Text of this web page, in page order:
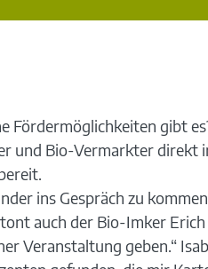
Fördermöglichkeiten gibt
und Bio-Vermarkter
ins Gespräch zu
auch der Bio-Imker
Veranstaltung geben.“